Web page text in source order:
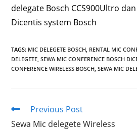
delegate Bosch CCS900Ultro
Dicentis system Bosch
TAGS: MIC DELEGETE BOSCH RENTAL MIC
DELEGETE SEWA MIC CONFERENCE BOSCH
CONFERENCE WIRELESS BOSCH SEWA MIC
Previous Post
Sewa Mic delegete Wireless